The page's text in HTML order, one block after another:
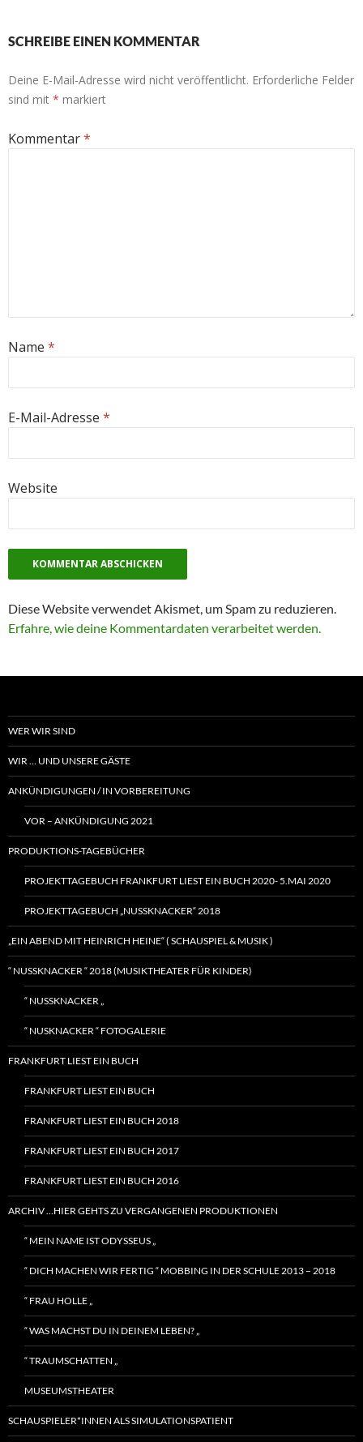
SCHREIBE EINEN KOMMENTAR
Deine E-Mail-Adresse wird nicht veröffentlicht. Erforderliche Felder
sind mit * markiert
Kommentar*
Name *
E-Mail-Adresse *
Website
Diese Website verwendet Akismet, um Spam zu reduzieren.
Erfahre, wie deine Kommentardaten verarbeitet werden.
WER WIR SIND
WIR … UND UNSERE GÄSTE
ANKÜNDIGUNGEN / IN VORBEREITUNG
VOR – ANKÜNDIGUNG 2021
PRODUKTIONS-TAGEBÜCHER
PROJEKTTAGEBUCH FRANKFURT LIEST EIN BUCH 2020- 5.MAI 2020
PROJEKTTAGEBUCH „NUSSKNACKER“ 2018
„EIN ABEND MIT HEINRICH HEINE“ ( SCHAUSPIEL & MUSIK )
“ NUSSKNACKER “ 2018 (MUSIKTHEATER FÜR KINDER)
“ NUSSKNACKER „
“ NUSKNACKER “ FOTOGALERIE
FRANKFURT LIEST EIN BUCH
FRANKFURT LIEST EIN BUCH
FRANKFURT LIEST EIN BUCH 2018
FRANKFURT LIEST EIN BUCH 2017
FRANKFURT LIEST EIN BUCH 2016
ARCHIV …HIER GEHTS ZU VERGANGENEN PRODUKTIONEN
“ MEIN NAME IST ODYSSEUS „
“ DICH MACHEN WIR FERTIG “ MOBBING IN DER SCHULE 2013 – 2018
“ FRAU HOLLE „
“ WAS MACHST DU IN DEINEM LEBEN? „
“ TRAUMSCHATTEN „
MUSEUMSTHEATER
SCHAUSPIELER*INNEN ALS SIMULATIONSPATIENT